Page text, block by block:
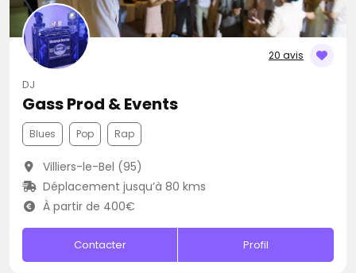
20 avis
DJ
Gass Prod & Events
Blues Pop Rap
Villiers-le-Bel (95)
Déplacement jusqu’à 80 kms
À partir de 400€
Contacter Profil